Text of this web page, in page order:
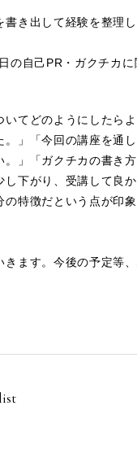
き出して経験を整理
自己PR・ガクチカ
てどのようにしたら
」「今回の講座を通
」「ガクチカの書き
下がり、受講して良
特徴だという点が印
ます。今後の予定等